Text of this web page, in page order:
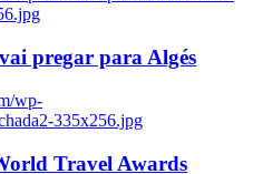
pregar para Algés
wp-
335x256.jpg
Travel Awards